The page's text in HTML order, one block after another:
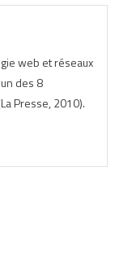
web et réseaux
des 8
Presse, 2010).